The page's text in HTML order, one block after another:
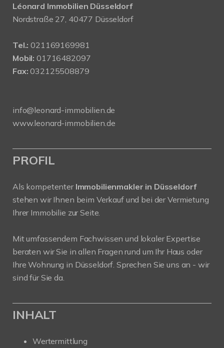
Léonard Immobilien Düsseldorf
Nordstraße 27, 40477 Düsseldorf
Tel.: 021169169981
Mobil: 01716482097
Fax: 032125508879
info@leonard-immobilien.de
www.leonard-immobilien.de
PROFIL
Als kompetenter Immobilienmakler in Düsseldorf
stehen wir Ihnen beim Verkauf und bei der Vermietung
Ihrer Immobilie zur Seite.
Mit umfassendem Fachwissen und lokaler Expertise
beraten wir Sie in allen Fragen rund um Ihr Haus oder
Ihre Wohnung in Düsseldorf. Sprechen Sie uns an - wir
sind für Sie da.
INHALT
Wertermittlung